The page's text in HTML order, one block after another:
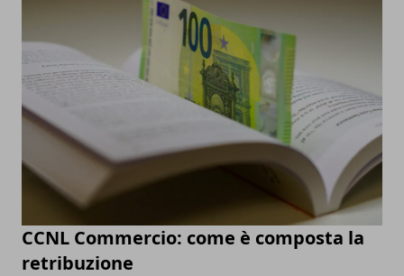
CCNL Commercio: come è composta la
retribuzione